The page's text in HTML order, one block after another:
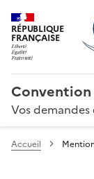
RÉPUBLIQUE
FRANÇAISE
Vos
Accueil